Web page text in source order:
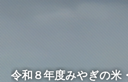
令和８年度みやぎの米